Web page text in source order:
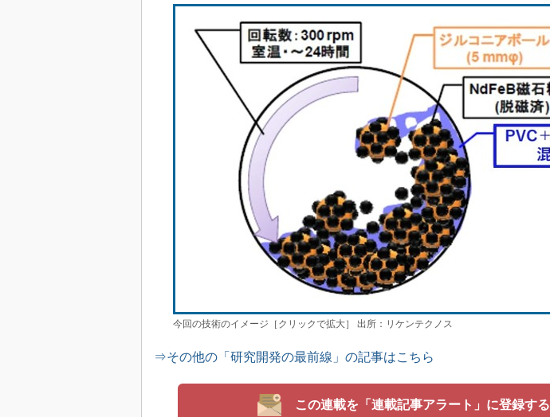
今回の技術のイメージ［クリックで拡大］ 出所：リケンテクノス
⇒その他の「研究開発の最前線」の記事はこちら
この連載を「連載記事アラート」に登録する